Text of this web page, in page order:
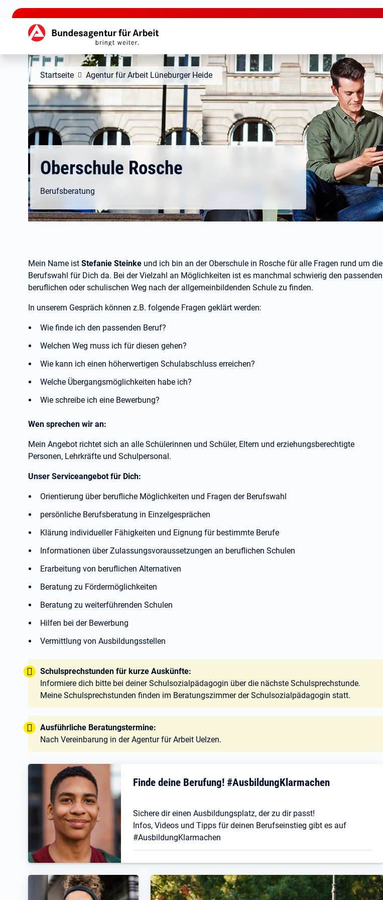
zu den Hauptinhalten springen
Hauptnavigation
Startseite Agentur für Arbeit Lüneburger Heide
Oberschule Rosche
Berufsberatung
Mein Name ist Stefanie Steinke und ich bin an der Oberschule in Rosche für alle Fragen rund um die
Berufswahl für Dich da. Bei der Vielzahl an Möglichkeiten ist es manchmal schwierig den passenden
beruflichen oder schulischen Weg nach der allgemeinbildenden Schule zu finden.
In unserem Gespräch können z.B. folgende Fragen geklärt werden:
Wie finde ich den passenden Beruf?
Welchen Weg muss ich für diesen gehen?
Wie kann ich einen höherwertigen Schulabschluss erreichen?
Welche Übergangsmöglichkeiten habe ich?
Wie schreibe ich eine Bewerbung?
Wen sprechen wir an:
Mein Angebot richtet sich an alle Schülerinnen und Schüler, Eltern und erziehungsberechtigte
Personen, Lehrkräfte und Schulpersonal.
Unser Serviceangebot für Dich:
Orientierung über berufliche Möglichkeiten und Fragen der Berufswahl
persönliche Berufsberatung in Einzelgesprächen
Klärung individueller Fähigkeiten und Eignung für bestimmte Berufe
Informationen über Zulassungsvoraussetzungen an beruflichen Schulen
Erarbeitung von beruflichen Alternativen
Beratung zu Fördermöglichkeiten
Beratung zu weiterführenden Schulen
Hilfen bei der Bewerbung
Vermittlung von Ausbildungsstellen
Tipp:
Schulsprechstunden für kurze Auskünfte:
Informiere dich bitte bei deiner Schulsozialpädagogin über die nächste Schulsprechstunde.
Meine Schulsprechstunden finden im Beratungszimmer der Schulsozialpädagogin statt.
Tipp:
Ausführliche Beratungstermine:
Nach Vereinbarung in der Agentur für Arbeit Uelzen.
Finde deine Berufung! #AusbildungKlarmachen
Sichere dir einen Ausbildungsplatz, der zu dir passt!
Infos, Videos und Tipps für deinen Berufseinstieg gibt es auf
#AusbildungKlarmachen